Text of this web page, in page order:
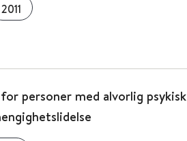
2011
personer med alvorlig psykisk